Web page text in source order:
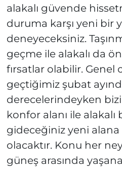
alakalı güvende
duruma karşı yeni bir
deneyeceksiniz.
geçme ile alakalı da
fırsatlar olabilir. Genel
geçtiğimiz şubat
derecelerindeyken bizi
konfor alanı ile
gideceğiniz yeni
olacaktır. Konu her
güneş arasında